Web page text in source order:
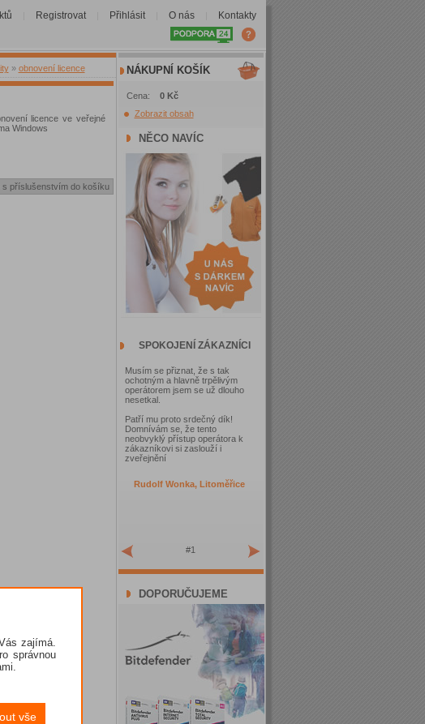
Registrovat Přihlásit O nás Kontakty
» obnovení licence
licence ve veřejné
Windows
NÁKUPNÍ KOŠÍK
Cena: 0 Kč
Zobrazit obsah
NĚCO NAVÍC
SPOKOJENÍ ZÁKAZNÍCI
Musím se přiznat, že s tak
ochotným a hlavně trpělivým
operátorem jsem se už dlouho
nesetkal.
Patří mu proto srdečný dík!
Domnívám se, že tento
neobvyklý přístup operátora k
zákazníkovi si zaslouží i
zveřejnění
Rudolf Wonka, Litoměřice
#1
DOPORUČUJEME
zajímá.
správnou
vše